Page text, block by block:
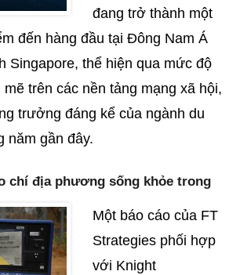
đang trở thành một
đến hàng đầu tại Đông Nam Á
Singapore, thể hiện qua mức độ
trên các nền tảng mạng xã hội,
trưởng đáng kể của ngành du
năm gần đây.
chí địa phương sống khỏe trong
Một báo cáo của FT
Strategies phối hợp
với Knight